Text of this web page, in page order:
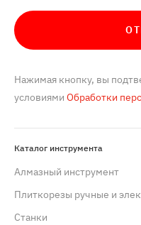
Нажимая кнопку, вы
условиями Обработки
Каталог инструмента
Алмазный инструмент
Плиткорезы ручные и
Станки